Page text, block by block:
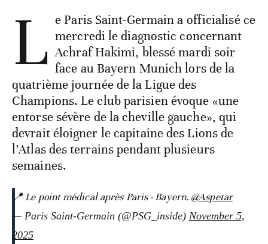
L e Paris Saint-Germain a officialisé ce
mercredi le diagnostic concernant
Achraf Hakimi, blessé mardi soir
face au Bayern Munich lors de la
quatrième journée de la Ligue des
Champions. Le club parisien évoque «une
entorse sévère de la cheville gauche», qui
devrait éloigner le capitaine des Lions de
l’Atlas des terrains pendant plusieurs
semaines.
📍 Le point médical après Paris - Bayern. @Aspetar
— Paris Saint-Germain (@PSG_inside) November 5,
2025